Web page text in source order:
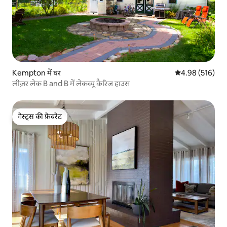
Kempton में घर औसत रेटिंग 5 में से
4.98 (516)
लीज़र लेक B and B में लेकव्यू कैरिज हाउस
गेस्ट्स की फ़ेवरेट
गेस्ट्स की फ़ेवरेट